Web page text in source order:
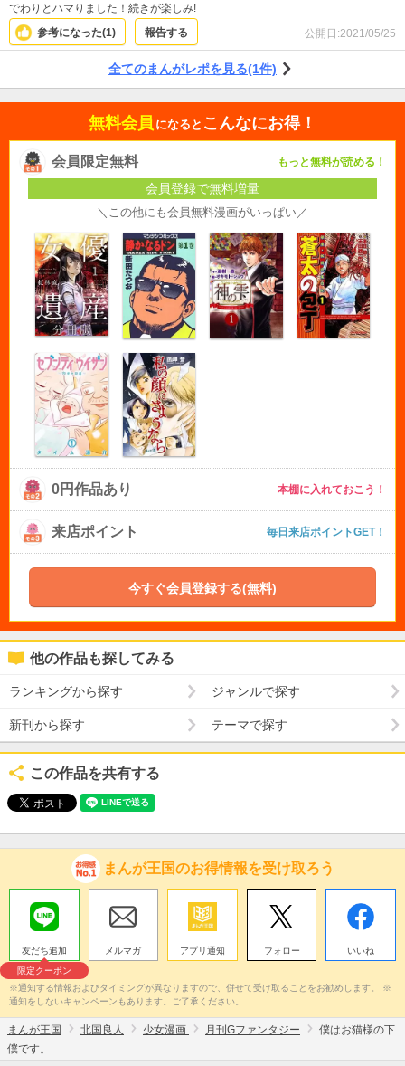
でわりとハマりました！続きが楽しみ!
参考になった(1) 報告する 公開日:2021/05/25
全てのまんがレポを見る(1件)
無料会員 になると こんなにお得！
会員限定無料 もっと無料が読める！
会員登録で無料増量
＼この他にも会員無料漫画がいっぱい／
0円作品あり 本棚に入れておこう！
来店ポイント 毎日来店ポイントGET！
今すぐ会員登録する(無料)
他の作品も探してみる
ランキングから探す ジャンルで探す
新刊から探す テーマで探す
この作品を共有する
まんが王国のお得情報を受け取ろう
友だち追加
限定クーポン
メルマガ アプリ通知 フォロー いいね
※通知する情報およびタイミングが異なりますので、併せて受け取ることをお勧めします。 ※
通知をしないキャンペーンもあります。ご了承ください。
まんが王国 北国良人 少女漫画 月刊Gファンタジー
僕はお猫様の下
僕です。